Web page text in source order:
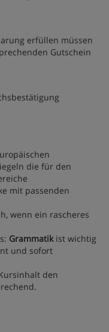
erfüllen müssen
Gutschein
die für den
mit passenden
wenn ein rascheres
Grammatikist wichtig
und sofort
den